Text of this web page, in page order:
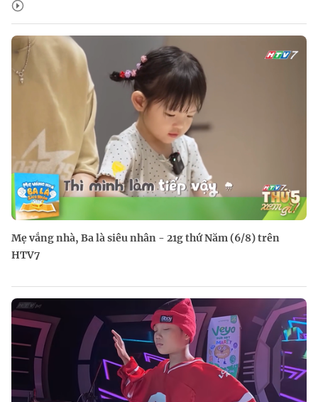
Mẹ vắng nhà, Ba là siêu nhân - 21g thứ Năm (6/8) trên
HTV7